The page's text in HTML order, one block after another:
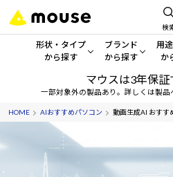
検
形状・タイプ
から探す
形状・タイプから探す をすべて
デスクトップPC
ノートPC
ブランド
から探す
mouse
G TUNE
NEXTGEAR
用
か
一
ゲ
ク
マウスは3年保証
一部対象外の製品あり。詳しくは製品
HOME AIおすすめパソコン 動画生成AI おすす